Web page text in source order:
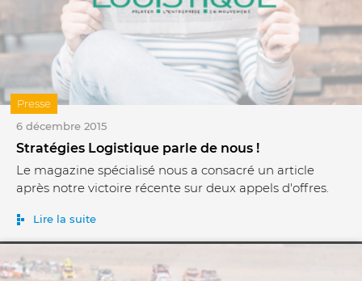
6 décembre 2015
Stratégies Logistique parle de nous !
Le magazine spécialisé nous a consacré un article
après notre victoire récente sur deux appels d'offres.
Lire la suite
Presse